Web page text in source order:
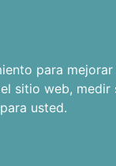
para
sitio web, medir
usted.